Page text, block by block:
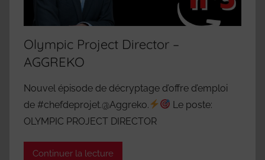
Olympic Project Director –
AGGREKO
Nouvel épisode de décryptage d’offre d’emploi
de #chefdeprojet.@Aggreko.
Le poste:
OLYMPIC PROJECT DIRECTOR
Continuer la lecture